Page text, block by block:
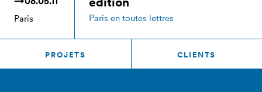
Paris Paris en toutes lettres
PROJETS CLIENTS